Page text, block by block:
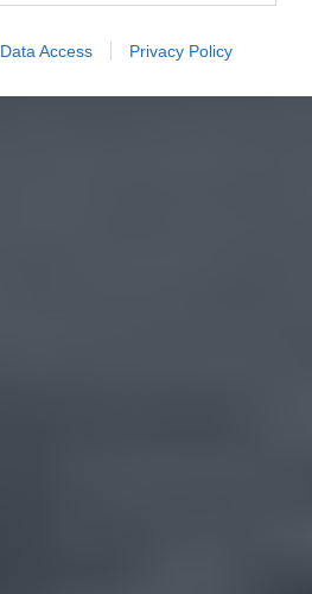
Data Access Privacy Policy